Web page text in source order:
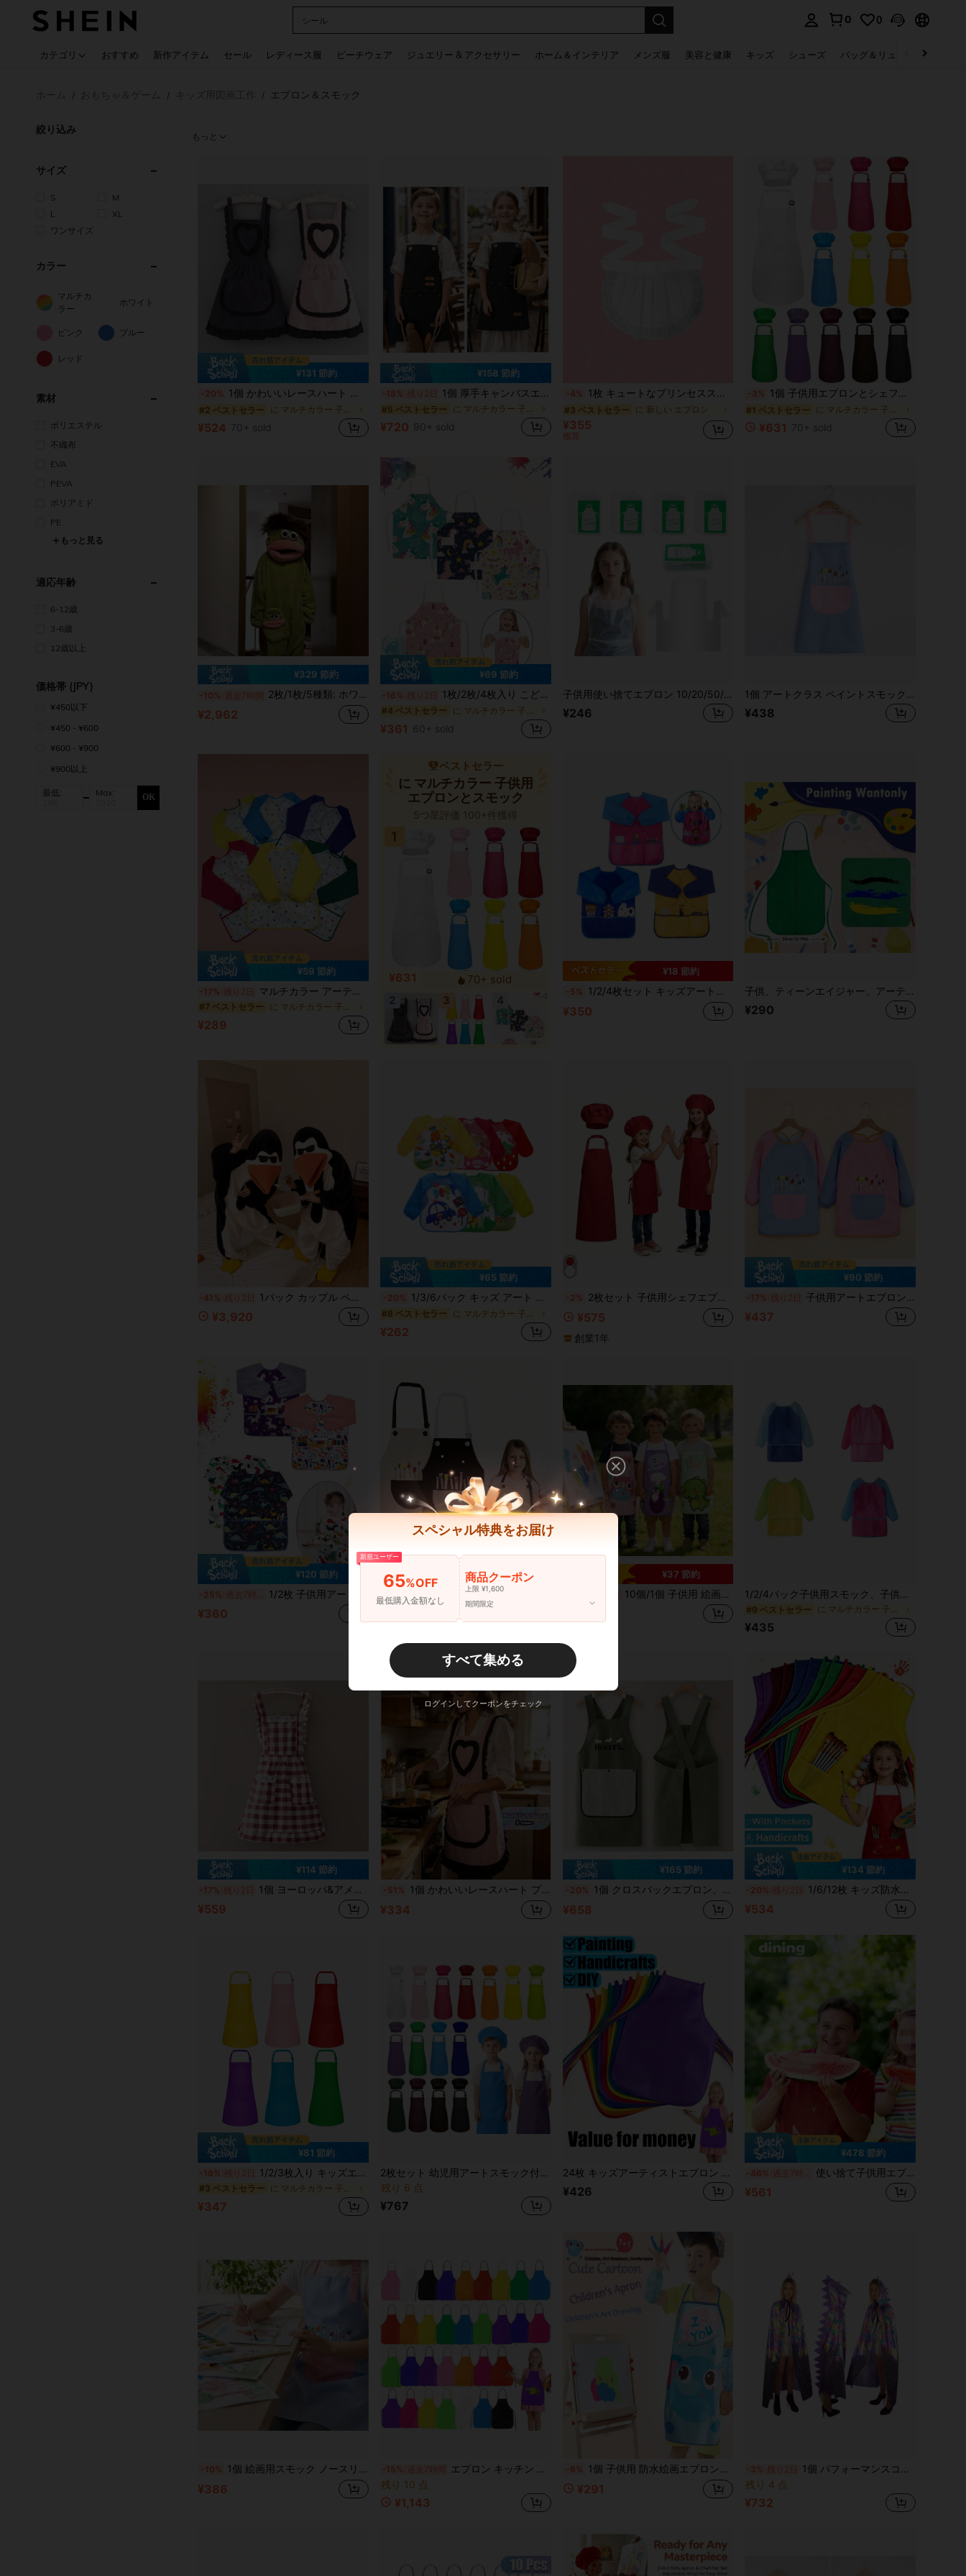
シール
0 0
カテゴリ おすすめ 新作アイテム セール レディース服 ビーチウェア ジュエリー & アクセサリー ホーム＆インテリア メンズ服 美容と健康 キッズ シューズ バッグ＆リュック
/ / / エプロン＆スモック
絞り込み
サイズ
S
M
L
XL
ワンサイズ
カラー
マルチカ
ラー
ホワイト
ピンク ブルー
レッド
素材
ポリエステル
不織布
EVA
PEVA
ポリアミド
PE
もっと見る
適応年齢
6-12歳
3-6歳
12歳以上
価格帯 (JPY)
¥450以下
¥450 - ¥600
¥600 - ¥900
¥900以上
最低: Max: OK
もっと
¥131 節約
-20% 1個 かわいいレースハート プリンセスキャンバスエプロン、耐久性のある家庭用キッチンウエストエプロン、汚れ防止ワークウェア
#2 ベストセラー に マルチカラー 子供用エプロンとスモック
¥524 70+ sold
¥158 節約
-18% 残り2日 1個 厚手キャンバスエプロン、料理、カフェ、コーヒーショップ、ケータリング業界向け防水エプロン、絵画、クラフト、家事、キッチンでの使用に適しています
#5 ベストセラー に マルチカラー 子供用エプロンとスモック
¥720 90+ sold
-4% 1枚 キュートなプリンセススタイルのエプロン、キッチン家事ケア用保護ビブエプロン、料理用エプロン、日常用ハーフボディエプロン
#3 ベストセラー に 新しい エプロン
¥355
概算
-3% 1個 子供用エプロンとシェフ帽子セット、男女兼用エプロン 2つのポケット付き、調整可能、子供の絵描きエプロン、料理、教室、ベーキング、絵画、工芸、グリル、DIY、パーティーに適しています、6-13歳向け
#1 ベストセラー に マルチカラー 子供用エプロンとスモック
¥631 70+ sold
¥329 節約
-10% 過去7時間 2枚/1枚/5種類: ホワイト、パープル、イエロー、グリーン ワンピースジャンプスーツ、プレミアムコスプレルームウェア、ユニセックスジャンプスーツセット、カートゥーンビッグマウスモンスター かわいい楽しい厚手コーラルフリースルームウェア、カップルパジャマ、カートゥーンパジャマ
¥2,962
¥69 節約
-16% 残り2日 1枚/2枚/4枚入り こども用エプロン、ユニコーンデザイン 男の子 女の子 料理 ベーキング アート絵画 ガーデニング用子供用エプロン
#4 ベストセラー
¥361 60+ sold
子供用使い捨てエプロン 10/20/50/80枚入り、絵画スモック、子供の工作&料理エプロン、子供アートエプロン、4-10歳向け、学校の活動、誕生日会、アートプロジェクトに最適
¥246
1個 アートクラス ペイントスモック 6-8歳児向け、絵画用エプロン 幼稚園児用、身長約1.1-1.3メートルの子供に適しています
¥438
¥59 節約
-17% 残り2日 マルチカラー アーティストグレードリバースペインティング エプロン 長袖 防水 アートスモック 調整可能なストラップ スタジオ絵画保護ギア 汚れ防止生地 クラフトウェア アートクラスの必需品
#7 ベストセラー
¥289
ベストセラー
に マルチカラー 子供用
エプロンとスモック
5つ星評価 100+件獲得
¥631
70+ sold
¥18 節約
-5% 1/2/4枚セット キッズアートスモック、幼児絵画用スモック、防水長袖キッズアートエプロン 3つポケット付き
¥350
子供、ティーンエイジャー、アーティスト向け エプロン 1/5/10枚入り、丈夫な不織布素材、教室、キッチン、クラフト、パーティー活動に最適、子供の美術用品、クラフトエプロン、楽しいデザイン
¥290
-41% 残り2日 1パック カップル ペンギン フリース裏地 暖かいパジャマ、エレガントなホームウェアセット 秋冬用、コスプレに適しています、ユニセックス ワンピースセット、かわいい厚手コーラルフリース ルームウェア、男女兼用パジャマ、カートゥーンパジャマ
¥3,920
¥65 節約
-20% 1/3/6パック キッズ アート スモック 長袖 防水 ペイントエプロン 子供の絵の具服 アーティストエプロン 幼児アート用品、子供用エプロン、エプロン、子供用エプロン、エプロン＞子供、子供用エプロン 子供、子供用ペイントエプロン
#8 ベストセラー
¥262
-2% 2枚セット 子供用シェフエプロンコスチューム、子供用アートペインティングスモックセット、学校のクラフトアートクラス用エプロン、シンプルで多用途なDIYエプロンセット、無地エプロンと無地帽付き、親子ベーキングコスチュームスモック、パーティー集まり子供アクティビティエプロンセット、ホリデーパーティーアクティビティペインティングアウトフィット
¥575
創業1年
¥90 節約
-17% 残り2日 子供用アートエプロン 1/2/4枚入り、防水長袖子供用絵画エプロン、3-8歳向け、ポケット付きアーティストペインティングエプロン、絵画、料理、食事に適しています
¥437
¥120 節約
-25% 過去7時間 1/2枚 子供用アートスモック ティラノサウルス柄 絵画用エプロン 子供用 防水 アーティストスモック 長袖 3つポケット付き 3-8歳用
¥360
¥37 節約
10個/1個 子供用 絵画用 防水エプロン、丈夫な不織布素材 簡単お手入れ、クラフトクラス、家庭の手作りに適しています 1/2/4パック子供用スモック、子供用防水アートスモック絵画/フィーディング、子供絵画エプロン手仕事/料理、幼児絵具スモックギフト3つ大きなポケット付き、男の子スモック、幼児用キッチンエプロン、子供用料理エプロン、子供用エプロン、絵具スモック、子供用エプロン、アートエプロン、女の子用エプロン、子供用アートエプロン
#9 ベストセラー に マルチカラー 子供用エプロンとスモック
¥435
¥114 節約
-17% 残り2日 1個 ヨーロッパ&アメリカンスタイル チェック柄エプロン レース付き、仕事、絵画、キッチン調理に適しています
¥559
-51% 1個 かわいいレースハート プリンセスキャンバスエプロン、耐久性のある家庭用キッチンウエストエプロン、汚れ防止ワークウェア
¥334
¥165 節約
-20% 1個 クロスバックエプロン、防水&耐汚れ性の家庭用キッチンエプロン、プリントの家事用スモック、ベーキング&バリスタエプロン、ポケット付き料理エプロン、かわいい日本風ワークウェア、日本の美的家庭必需品
¥658
¥134 節約
-20% 残り2日 1/6/12枚 キッズ防水ノースリーブアートエプロン、不織布製ペイントスモック、幼稚園の男の子と女の子に適しています、汚れ防止リバーシブルビブエプロン、教室と家庭のアートクラフトプロジェクトに適しています、マッチングキッズクラフトセットオプション
¥534
¥81 節約
-19% 残り2日 1/2/3枚入り キッズエプロン 2ポケット付き 調整可能 アーティスト エプロン 絵画/料理/ベーキング/クラフト/グリル用(6色)
#3 ベストセラー
¥347
2枚セット 幼児用アートスモック付き帽子 - キッズ長袖 防水絵画エプロン 汚れ防止、DIYクラフト&遊び
残り 6 点
¥767
24枚 キッズアーティストエプロン - 不織布製ペイント・料理用スモック、教室、キッチン、パーティー、クラフト活動に適しています、防水
¥426
¥478 節約
-46% 使い捨て子供用エプロン 100/150枚入り、子供の手作りエプロン、子供の料理エプロン、使い捨て絵画スモック、子供の絵画エプロン、子供のアートエプロン
¥561
-10% 1個 絵画用スモック ノースリーブ、ポケット付きのカートゥーン柄、撥水・耐汚染性、アートクラス、学校、男女兼用、食事用マルチファンクションビブ、様々な色展開
¥386
-15% 過去7時間
エプロン キッチン ベーキング シェフ スクール アクティビティ ウエストエプロン シェフ帽子 エプロンセット
残り 10 点
¥1,143
-6% 1個 子供用 防水絵画エプロン、子供用漫画柄 油はじき PEVA絵画スモック、子供の工作絵画ガウン、親子で楽しめるゲーム、絵画、ガーデニング、ビーチ遊びに最適、服を汚れから守る、子供への素晴らしい誕生日やデイリーギフト
¥291
-3% 残り2日
1個 パフォーマンスコスチューム 恐竜ケープ クローク ショール
残り 4 点
¥732
スペシャル特典をお届け
新規ユーザー
65%OFF
最低購入金額なし
商品クーポン
上限 ¥1,600
期間限定
すべて集める
ログインしてクーポンをチェック